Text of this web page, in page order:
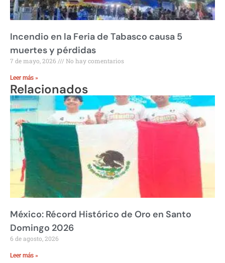
Incendio en la Feria de Tabasco causa 5
muertes y pérdidas
7 de mayo, 2026 No hay comentarios
Leer más »
Relacionados
México: Récord Histórico de Oro en Santo
Domingo 2026
6 de agosto, 2026
Leer más »